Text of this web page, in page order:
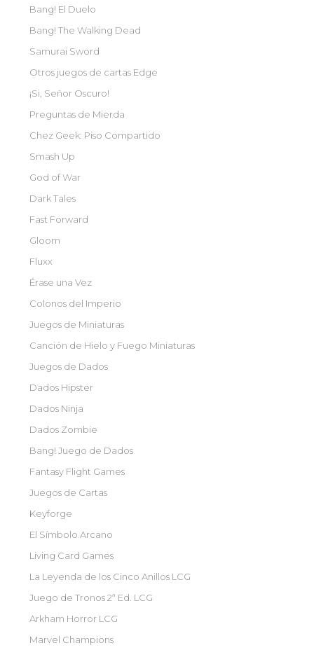
Bang! El Duelo
Bang! The Walking Dead
Samurai Sword
Otros juegos de cartas Edge
¡Si, Señor Oscuro!
Preguntas de Mierda
Chez Geek: Piso Compartido
Smash Up
God of War
Dark Tales
Fast Forward
Gloom
Fluxx
Érase una Vez
Colonos del Imperio
Juegos de Miniaturas
Canción de Hielo y Fuego Miniaturas
Juegos de Dados
Dados Hipster
Dados Ninja
Dados Zombie
Bang! Juego de Dados
Fantasy Flight Games
Juegos de Cartas
Keyforge
El Símbolo Arcano
Living Card Games
La Leyenda de los Cinco Anillos LCG
Juego de Tronos 2ª Ed. LCG
Arkham Horror LCG
Marvel Champions